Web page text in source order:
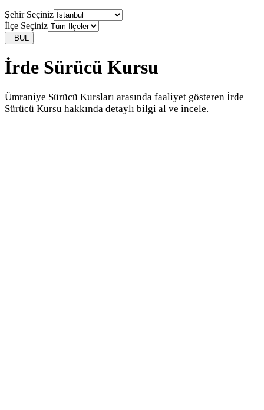
Şehir Seçiniz
İlçe Seçiniz
BUL
İrde Sürücü Kursu
Ümraniye Sürücü Kursları arasında faaliyet gösteren İrde
Sürücü Kursu hakkında detaylı bilgi al ve incele.